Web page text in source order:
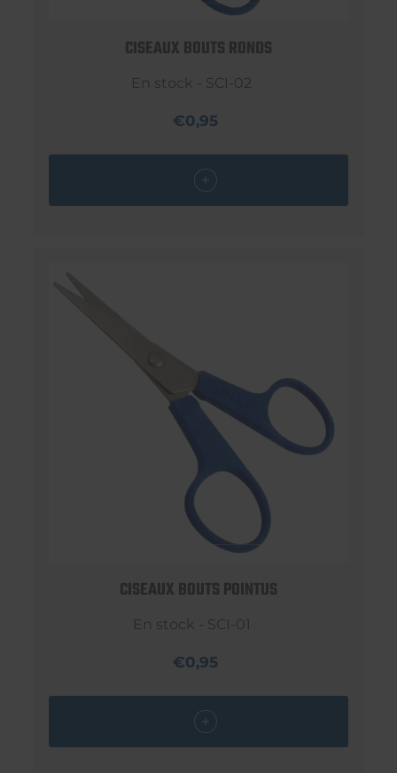
CISEAUX BOUTS RONDS
En stock - SCI-02
€0,95
CISEAUX BOUTS POINTUS
En stock - SCI-01
€0,95